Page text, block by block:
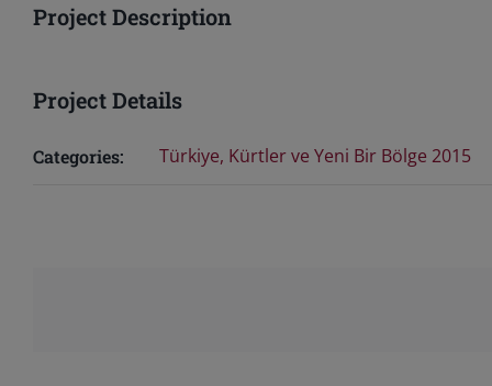
Project Description
Project Details
Categories: Türkiye, Kürtler ve Yeni Bir Bölge 2015